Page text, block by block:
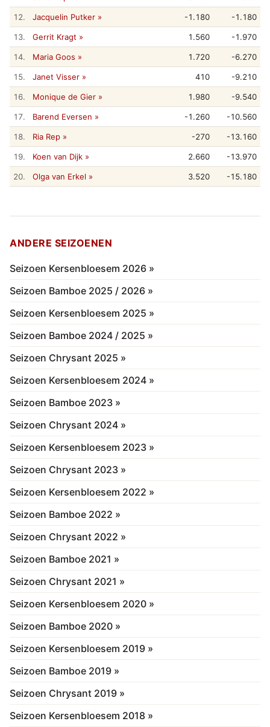
12. Jacquelin Putker » -1.180 -1.180
13. Gerrit Kragt » 1.560 -1.970
14. Maria Goos » 1.720 -6.270
15. Janet Visser » 410 -9.210
16. Monique de Gier » 1.980 -9.540
17. Barend Eversen » -1.260 -10.560
18. Ria Rep » -270 -13.160
19. Koen van Dijk » 2.660 -13.970
20. Olga van Erkel » 3.520 -15.180
ANDERE SEIZOENEN
Seizoen Kersenbloesem 2026 »
Seizoen Bamboe 2025 / 2026 »
Seizoen Kersenbloesem 2025 »
Seizoen Bamboe 2024 / 2025 »
Seizoen Chrysant 2025 »
Seizoen Kersenbloesem 2024 »
Seizoen Bamboe 2023 »
Seizoen Chrysant 2024 »
Seizoen Kersenbloesem 2023 »
Seizoen Chrysant 2023 »
Seizoen Kersenbloesem 2022 »
Seizoen Bamboe 2022 »
Seizoen Chrysant 2022 »
Seizoen Bamboe 2021 »
Seizoen Chrysant 2021 »
Seizoen Kersenbloesem 2020 »
Seizoen Bamboe 2020 »
Seizoen Kersenbloesem 2019 »
Seizoen Bamboe 2019 »
Seizoen Chrysant 2019 »
Seizoen Kersenbloesem 2018 »